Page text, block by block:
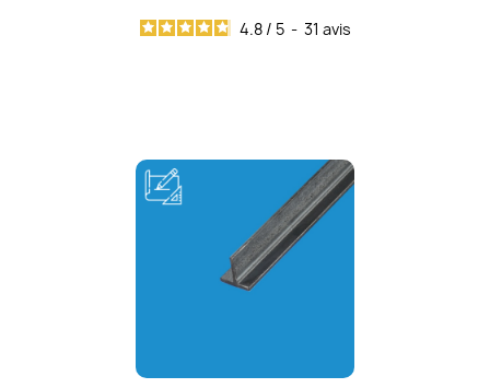
4.8 / 5 - 31 avis